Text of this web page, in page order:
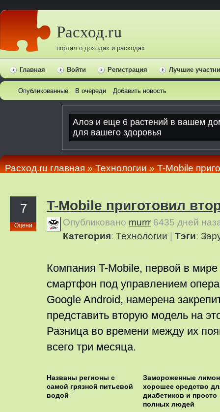
Расход.ru
портал о доходах и расходах
Главная Войти Регистрация Лучшие
Опубликованные В очереди Добавить новость
Расход.ru главная»Технологии»T-Mobile
7
Оцени
T-Mobile приготовил
Опубликовано murrr 6435 дней
Категория: Технологии Тэги:
Компания T-Mobile, первой в
смартфон под управлением
Google Android, намерена
представить вторую модель на
Разница во времени между их
всего три месяца.
Названы регионы с
самой грязной питьевой
водой
Замороженные
хорошее средство
диабетиков и просто
полных людей